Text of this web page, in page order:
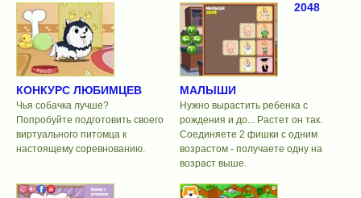
КОНКУРС ЛЮБИМЦЕВ
Чья собачка лучше?
Попробуйте подготовить своего
виртуального питомца к
настоящему соревнованию.
2048
МАЛЫШИ
Нужно вырастить ребенка с
рождения и до... Растет он так.
Соединяете 2 фишки с одним
возрастом - получаете одну на
возраст выше.